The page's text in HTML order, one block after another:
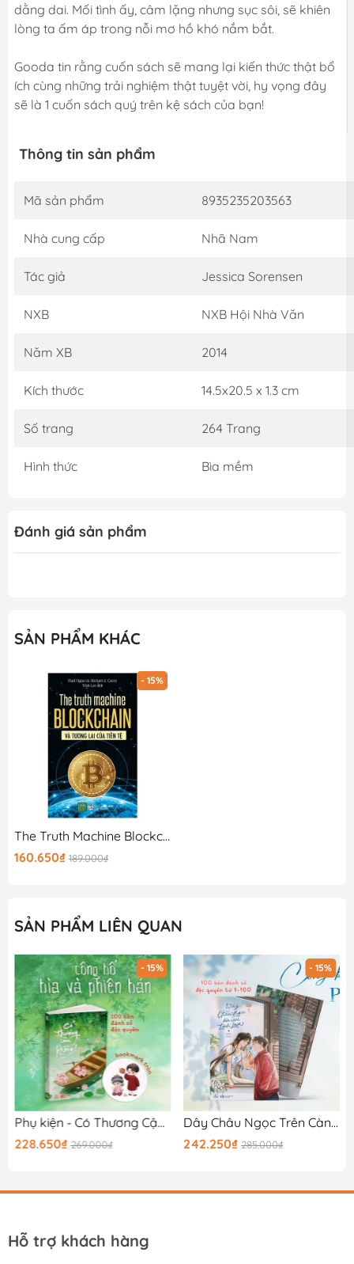
dằng dai. Mối tình ấy, câm lặng nhưng sục sôi, sẽ khiên
lòng ta ấm áp trong nỗi mơ hồ khó nắm bắt.
Gooda tin rằng cuốn sách sẽ mang lại kiến thức thật bổ
ích cùng những trải nghiệm thật tuyệt vời, hy vọng đây
sẽ là 1 cuốn sách quý trên kệ sách của bạn!
Thông tin sản phẩm
Mã sản phẩm 8935235203563
Nhà cung cấp Nhã Nam
Tác giả Jessica Sorensen
NXB NXB Hội Nhà Văn
Năm XB 2014
Kích thước 14.5x20.5 x 1.3 cm
Số trang 264 Trang
Hình thức Bìa mềm
Đánh giá sản phẩm
SẢN PHẨM KHÁC
- 15%
The Truth Machine Blockchain Và Tương Lai Của Tiền Tệ
160.650₫ 189.000₫
SẢN PHẨM LIÊN QUAN
- 15%
Phụ kiện - Có Thương Cậu Không? - Bản Đặc Biệt
228.650₫ 269.000₫
- 15%
Dây Châu Ngọc Trên Cành Linh Lan
242.250₫ 285.000₫
Hỗ trợ khách hàng